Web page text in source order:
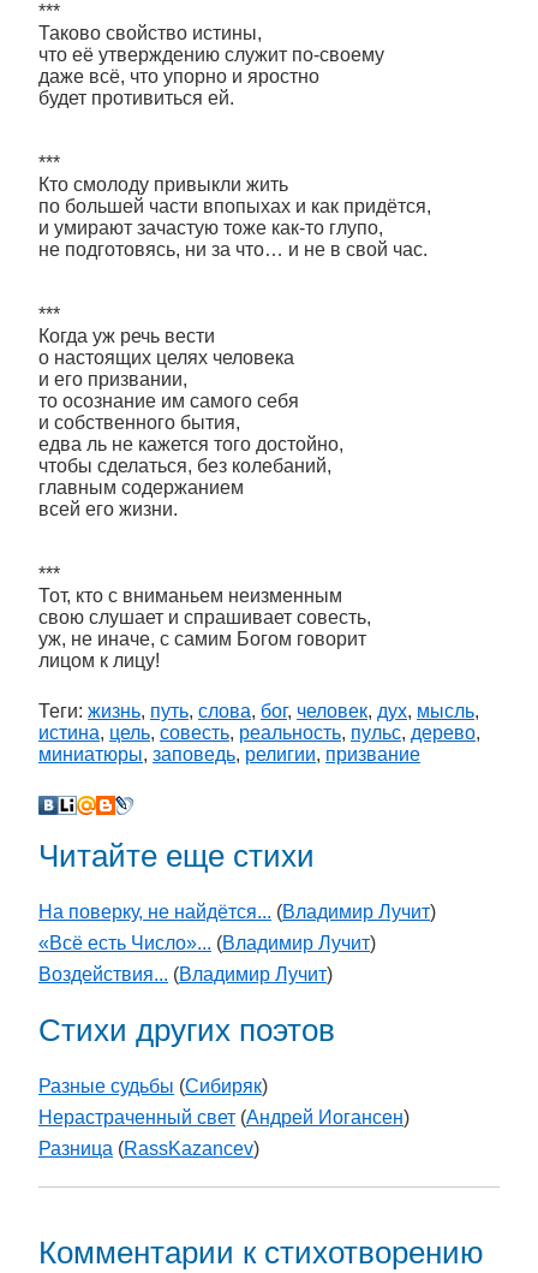
***
Таково свойство истины,
что её утверждению служит по-своему
даже всё, что упорно и яростно
будет противиться ей.
***
Кто смолоду привыкли жить
по большей части впопыхах и как придётся,
и умирают зачастую тоже как-то глупо,
не подготовясь, ни за что… и не в свой час.
***
Когда уж речь вести
о настоящих целях человека
и его призвании,
то осознание им самого себя
и собственного бытия,
едва ль не кажется того достойно,
чтобы сделаться, без колебаний,
главным содержанием
всей его жизни.
***
Тот, кто с вниманьем неизменным
свою слушает и спрашивает совесть,
уж, не иначе, с самим Богом говорит
лицом к лицу!
Теги: жизнь, путь, слова, бог, человек, дух, мысль,
истина, цель, совесть, реальность, пульс, дерево,
миниатюры, заповедь, религии, призвание
Читайте еще стихи
На поверку, не найдётся... (Владимир Лучит)
«Всё есть Число»... (Владимир Лучит)
Воздействия... (Владимир Лучит)
Стихи других поэтов
Разные судьбы (Cибиряк)
Нерастраченный свет (Андрей Иогансен)
Разница (RassKazancev)
Комментарии к стихотворению